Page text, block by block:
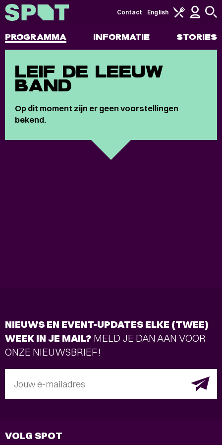
PROGRAMMA INFORMATIE STORIES
Contact English
LEIF DE LEEUW
BAND
Op dit moment zijn er geen voorstellingen
bekend.
NIEUWS EN EVENT-UPDATES ELKE (TWEE)
WEEK IN JE MAIL? MELD JE DAN AAN VOOR
ONZE NIEUWSBRIEF!
Jouw e-mailadres
VOLG SPOT